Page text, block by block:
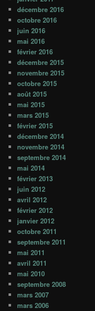
décembre 2016
octobre 2016
juin 2016
mai 2016
février 2016
décembre 2015
novembre 2015
octobre 2015
août 2015
mai 2015
mars 2015
février 2015
décembre 2014
novembre 2014
septembre 2014
mai 2014
février 2013
juin 2012
avril 2012
février 2012
janvier 2012
octobre 2011
septembre 2011
mai 2011
avril 2011
mai 2010
septembre 2008
mars 2007
mars 2006